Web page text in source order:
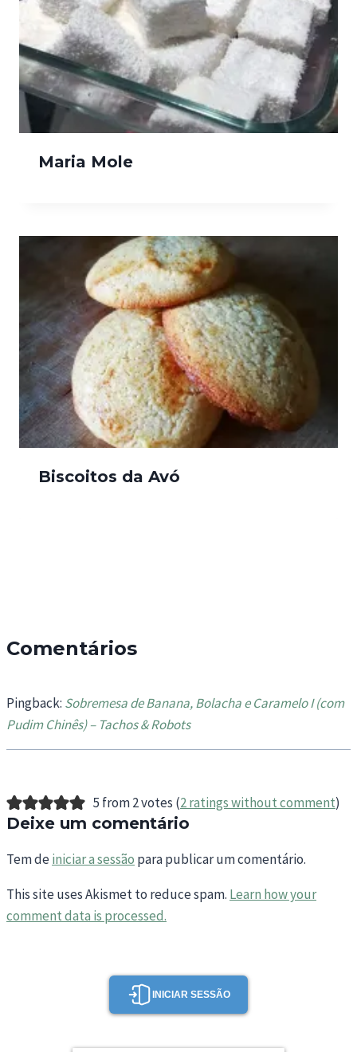
Maria Mole
Biscoitos da Avó
Comentários
Pingback: Sobremesa de Banana, Bolacha e Caramelo I (com
Pudim Chinês) – Tachos & Robots
5 from 2 votes (2 ratings without comment)
Deixe um comentário
Tem deiniciar a sessão para publicar um comentário.
This site uses Akismet to reduce spam. Learn how your
comment data is processed.
INICIAR SESSÃO